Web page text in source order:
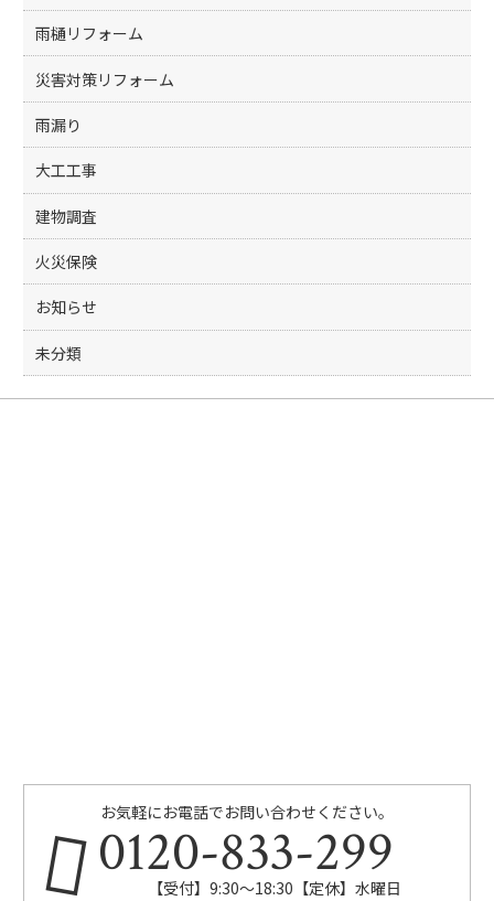
雨樋リフォーム
災害対策リフォーム
雨漏り
大工工事
建物調査
火災保険
お知らせ
未分類
お気軽にお電話でお問い合わせください。
0120-833-299
【受付】9:30～18:30【定休】水曜日